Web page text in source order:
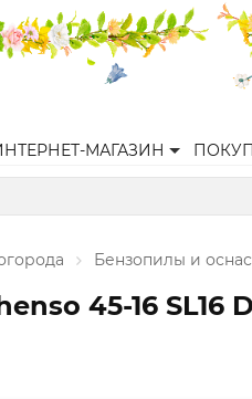
МАГАЗИН
Бензопилы и
45-16 SL16